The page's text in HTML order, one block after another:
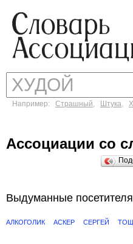
Например: Страшный, Штука,
Ассоциации со
Выдуманные
АЛКОГОЛИК АСКЕР СЕРГЕЙ